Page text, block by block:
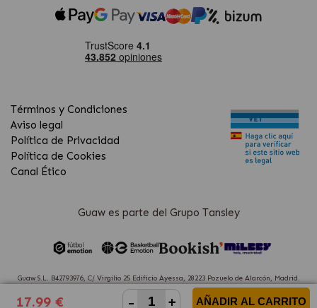
17.99 € - + AÑADIR AL CARRITO
Términos y Condiciones
Aviso legal
Política de Privacidad
Política de Cookies
Canal Ético
Guaw es parte del Grupo Tansley
Guaw S.L. B42793976, C/ Virgilio 25 Edificio Ayessa, 28223 Pozuelo de Alarcón, Madrid.
(Spain)